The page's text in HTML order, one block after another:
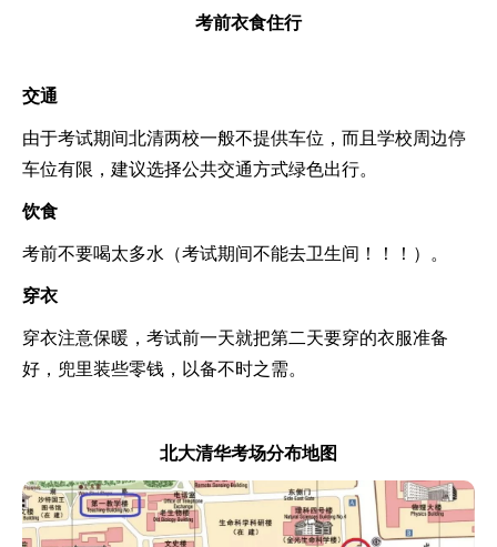
考前衣食住行
交通
由于考试期间北清两校一般不提供车位，而且学校周边停
车位有限，建议选择公共交通方式绿色出行。
饮食
考前不要喝太多水（考试期间不能去卫生间！！！）。
穿衣
穿衣注意保暖，考试前一天就把第二天要穿的衣服准备
好，兜里装些零钱，以备不时之需。
北大清华考场分布地图